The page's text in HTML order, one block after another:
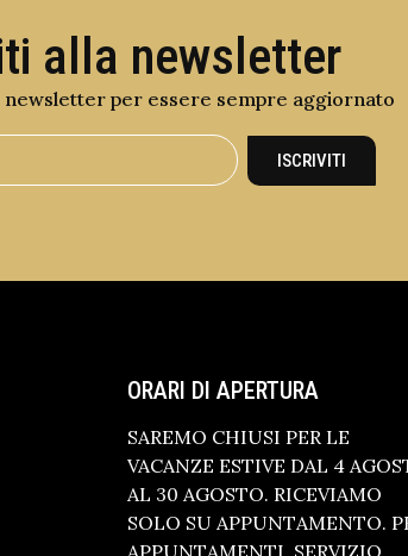
alla newsletter
per essere sempre aggiornato
ISCRIVITI
ORARI DI APERTURA
SAREMO CHIUSI PER LE
VACANZE ESTIVE DAL 4
AL 30 AGOSTO. RICEVIAMO
SOLO SU APPUNTAMENTO.